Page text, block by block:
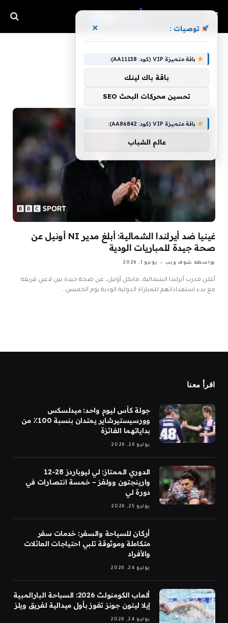
غينيا ضد أيرلندا الشمالية: أبلغ مدير NI أونيل عن
صحة جيدة للمباريات الودية
بواسطة شوف ويب يونيو 1, 2026
أعلن مدرب أيرلندا الشمالية، مايكل أونيل، عن صحة جيدة بين لاعبي فريقه
مع بدء استعداداتهم للمباراة الدولية الودية يوم الخميس…
اقرأ معنا
جولة كأس ليوم واحد: ميدلسكس
وورسيستيرشاير يمتدان بنسبة 100٪ من
بداياتهما الفائزة
يوليو 26, 2026
الدوري الممتاز: لي ليوباردز 28-12
وارينجتون وولفز – خمسة انتصارات في
دورة لي
يوليو 25, 2026
أركان للسياحة والسفر: خدمات سفر
متكاملة وموثوقة تلبي احتياجات العائلات
والأفراد
يوليو 24, 2026
ألعاب الكومنولث 2026: السباحة البارالمبية
إيلا ليتون جونز تفوز بأول ميدالية لفريق ويلز
يوليو 24, 2026
توصيات : ×
باقة متميزة VIP (كود: AA11138):
باقة باك لينك
تحسين محركات البحث SEO
باقة متميزة VIP (كود: AA86842):
عالم الشباب